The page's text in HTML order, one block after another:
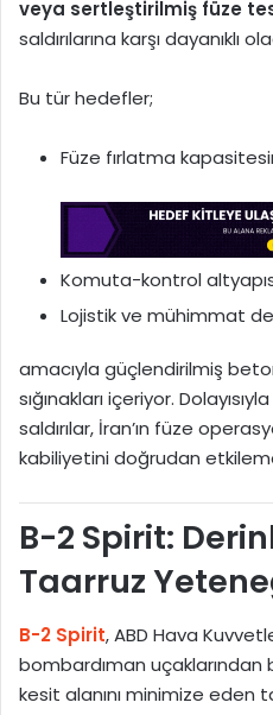
veya sertleştirilmiş füze
saldırılarına karşı dayanıklı
Bu tür hedefler;
Füze fırlatma
Komuta-kontrol
Lojistik ve mühimmat
amacıyla güçlendirilmiş
sığınakları içeriyor.
saldırılar, İran’ın füze
kabiliyetini doğrudan
B-2 Spirit:
Taarruz
B-2 Spirit, ABD Hava
bombardıman uçaklarından
kesit alanını minimize eden